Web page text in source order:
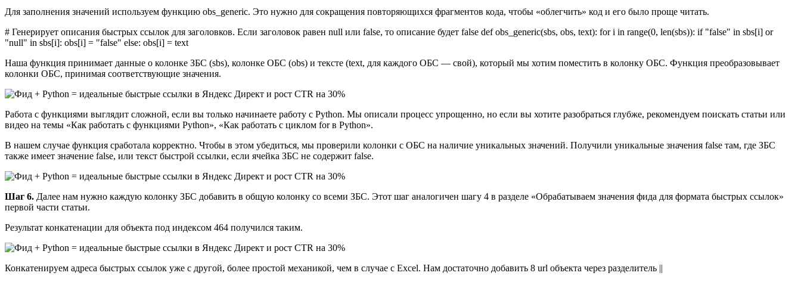
Для заполнения значений используем функцию obs_generic. Это нужно для сокращения повторяющихся фрагментов кода, чтобы «облегчить» код и его было проще читать.
# Генерирует описания быстрых ссылок для заголовков. Если заголовок равен null или false, то описание будет false def obs_generic(sbs, obs, text): for i in range(0, len(sbs)): if "false" in sbs[i] or
"null" in sbs[i]: obs[i] = "false" else: obs[i] = text
Наша функция принимает данные о колонке ЗБС (sbs), колонке ОБС (obs) и тексте (text, для каждого ОБС — свой), который мы хотим поместить в колонку ОБС. Функция преобразовывает
колонки ОБС, принимая соответствующие значения.
Работа с функциями выглядит сложной, если вы только начинаете работу с Python. Мы описали процесс упрощенно, но если вы хотите разобраться глубже, рекомендуем поискать статьи или
видео на темы «Как работать с функциями Python», «Как работать с циклом for в Python».
В нашем случае функция сработала корректно. Чтобы в этом убедиться, мы проверили колонки с ОБС на наличие уникальных значений. Получили уникальные значения false там, где ЗБС
также имеет значение false, или текст быстрой ссылки, если ячейка ЗБС не содержит false.
Шаг 6. Далее нам нужно каждую колонку ЗБС добавить в общую колонку со всеми ЗБС. Этот шаг аналогичен шагу 4 в разделе «Обрабатываем значения фида для формата быстрых ссылок»
первой части статьи.
Результат конкатенации для объекта под индексом 464 получился таким.
Конкатенируем адреса быстрых ссылок уже с другой, более простой механикой, чем в случае с Excel. Нам достаточно добавить 8 url объекта через разделитель ||